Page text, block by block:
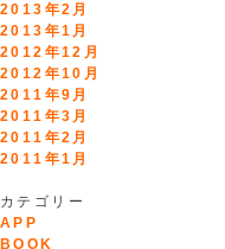
2013年2月
2013年1月
2012年12月
2012年10月
2011年9月
2011年3月
2011年2月
2011年1月
カテゴリー
APP
BOOK